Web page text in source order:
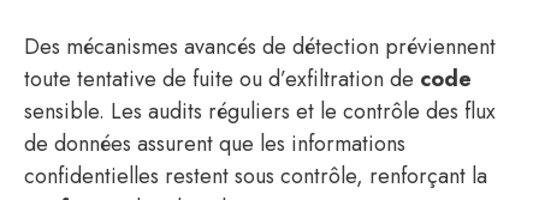
Des mécanismes avancés de détection préviennent
toute tentative de fuite ou d’exfiltration de code
sensible. Les audits réguliers et le contrôle des flux
de données assurent que les informations
confidentielles restent sous contrôle, renforçant la